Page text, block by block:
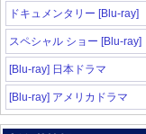
ドキュメンタリー [Blu-ray]
スペシャル ショー [Blu-ray]
[Blu-ray] 日本ドラマ
[Blu-ray] アメリカドラマ